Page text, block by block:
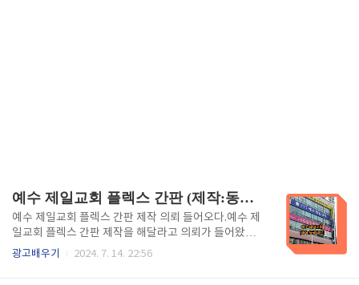
예수 제일교회 플렉스 간판 (제작:동광네온)
예수 제일교회 플렉스 간판 제작 의뢰 들어오다.예수 제
일교회 플렉스 간판 제작을 해달라고 의뢰가 들어왔습
니다.우리와 오랫동안 거래해 오던 분으로부터 소개를
광고배우기 2024. 7. 14. 22:56